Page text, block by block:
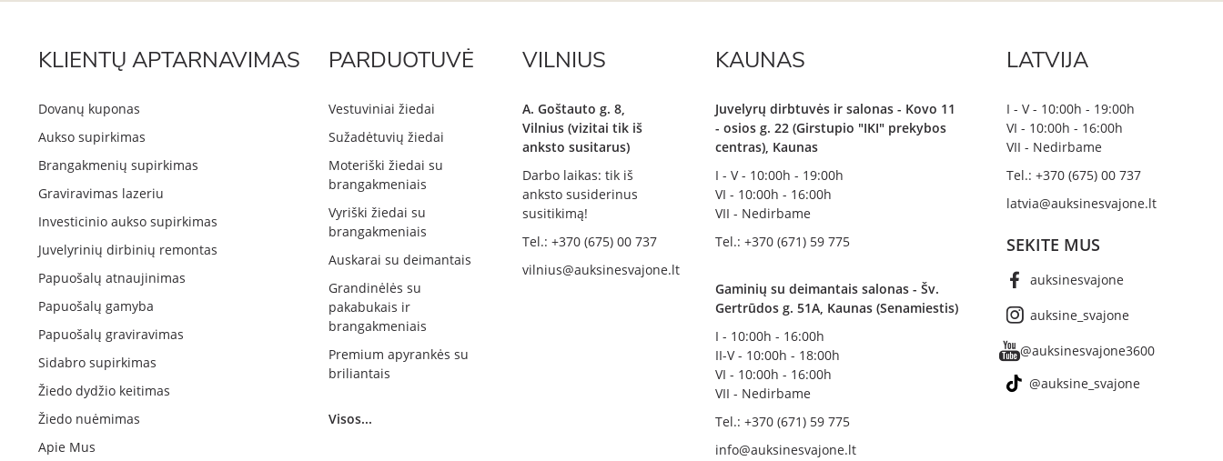
KLIENTŲ APTARNAVIMAS
Dovanų kuponas
Aukso supirkimas
Brangakmenių supirkimas
Graviravimas lazeriu
Investicinio aukso supirkimas
Juvelyrinių dirbinių remontas
Papuošalų atnaujinimas
Papuošalų gamyba
Papuošalų graviravimas
Sidabro supirkimas
Žiedo dydžio keitimas
Žiedo nuėmimas
Apie Mus
PARDUOTUVĖ
Vestuviniai žiedai
Sužadėtuvių žiedai
Moteriški žiedai su
brangakmeniais
Vyriški žiedai su
brangakmeniais
Auskarai su deimantais
Grandinėlės su
pakabukais ir
brangakmeniais
Premium apyrankės su
briliantais
Visos...
VILNIUS
A. Goštauto g. 8,
Vilnius (vizitai tik iš
anksto susitarus)
Darbo laikas: tik iš
anksto susiderinus
susitikimą!
Tel.: +370 (675) 00 737
vilnius@auksinesvajone.lt
KAUNAS
Juvelyrų dirbtuvės ir salonas - Kovo 11
- osios g. 22 (Girstupio "IKI" prekybos
centras), Kaunas
I - V - 10:00h - 19:00h
VI - 10:00h - 16:00h
VII - Nedirbame
Tel.: +370 (671) 59 775
Gaminių su deimantais salonas - Šv.
Gertrūdos g. 51A, Kaunas (Senamiestis)
I - 10:00h - 16:00h
II-V - 10:00h - 18:00h
VI - 10:00h - 16:00h
VII - Nedirbame
Tel.: +370 (671) 59 775
info@auksinesvajone.lt
LATVIJA
I - V - 10:00h - 19:00h
VI - 10:00h - 16:00h
VII - Nedirbame
Tel.: +370 (675) 00 737
latvia@auksinesvajone.lt
SEKITE MUS
auksinesvajone
auksine_svajone
@auksinesvajone3600
@auksine_svajone